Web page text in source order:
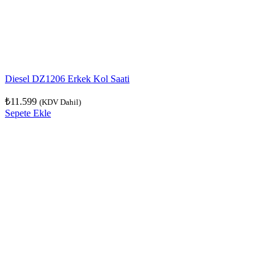
Diesel DZ1206 Erkek Kol Saati
₺11.599 (KDV Dahil)
Sepete Ekle